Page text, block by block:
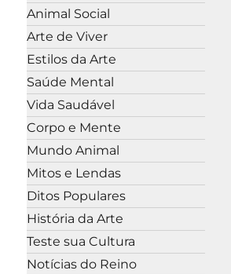
Animal Social
Arte de Viver
Estilos da Arte
Saúde Mental
Vida Saudável
Corpo e Mente
Mundo Animal
Mitos e Lendas
Ditos Populares
História da Arte
Teste sua Cultura
Notícias do Reino